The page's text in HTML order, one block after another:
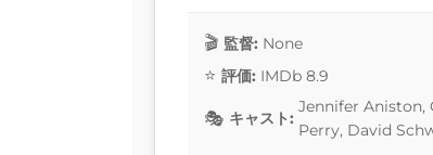
監督: None
評価: IMDb 8.9
キャスト:
Jennifer Aniston,
Perry, David